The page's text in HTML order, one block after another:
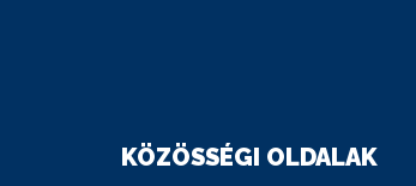
KÖZÖSSÉGI OLDALAK